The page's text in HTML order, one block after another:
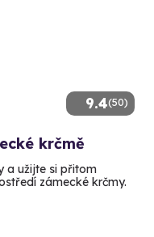
9.4(50)
krčmě
a užijte si přitom
zámecké krčmy.